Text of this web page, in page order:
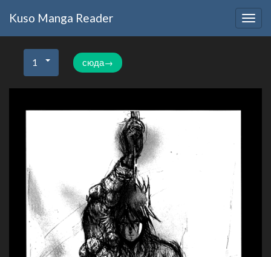
Kuso Manga Reader
1 сюда→